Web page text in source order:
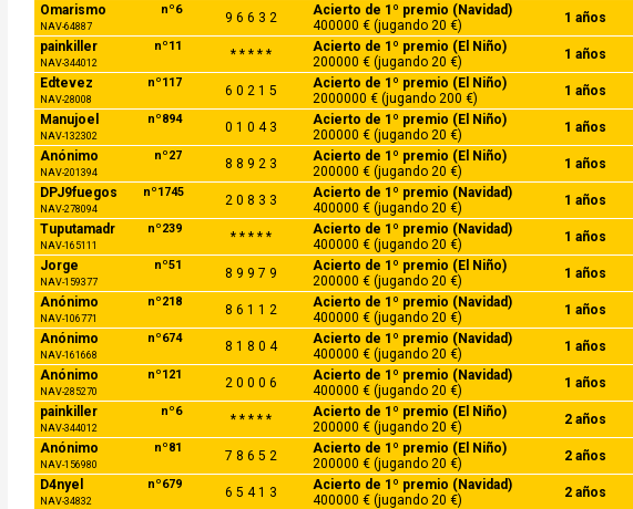
nº6
Omarismo
NAV-64887
9 6 6 3 2
Acierto de 1º premio (Navidad)
400000 € (jugando 20 €)
1 años
nº11
painkiller
NAV-344012
* * * * *
Acierto de 1º premio (El Niño)
200000 € (jugando 20 €)
1 años
nº117
Edtevez
NAV-28008
6 0 2 1 5
Acierto de 1º premio (El Niño)
2000000 € (jugando 200 €)
1 años
nº894
Manujoel
NAV-132302
0 1 0 4 3
Acierto de 1º premio (El Niño)
200000 € (jugando 20 €)
1 años
nº27
Anónimo
NAV-201394
8 8 9 2 3
Acierto de 1º premio (El Niño)
200000 € (jugando 20 €)
1 años
nº1745
DPJ9fuegos
NAV-278094
2 0 8 3 3
Acierto de 1º premio (Navidad)
400000 € (jugando 20 €)
1 años
nº239
Tuputamadr
NAV-165111
* * * * *
Acierto de 1º premio (Navidad)
400000 € (jugando 20 €)
1 años
nº51
Jorge
NAV-159377
8 9 9 7 9
Acierto de 1º premio (El Niño)
200000 € (jugando 20 €)
1 años
nº218
Anónimo
NAV-106771
8 6 1 1 2
Acierto de 1º premio (Navidad)
400000 € (jugando 20 €)
1 años
nº674
Anónimo
NAV-161668
8 1 8 0 4
Acierto de 1º premio (Navidad)
400000 € (jugando 20 €)
1 años
nº121
Anónimo
NAV-285270
2 0 0 0 6
Acierto de 1º premio (Navidad)
400000 € (jugando 20 €)
1 años
nº6
painkiller
NAV-344012
* * * * *
Acierto de 1º premio (El Niño)
200000 € (jugando 20 €)
2 años
nº81
Anónimo
NAV-156980
7 8 6 5 2
Acierto de 1º premio (El Niño)
200000 € (jugando 20 €)
2 años
nº679
D4nyel
NAV-34832
6 5 4 1 3
Acierto de 1º premio (Navidad)
400000 € (jugando 20 €)
2 años